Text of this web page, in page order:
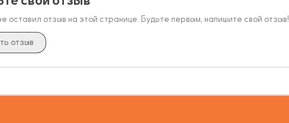
оставил отзыв на этой странице. Будьте первым, напишите свой отзыв!
отзыв